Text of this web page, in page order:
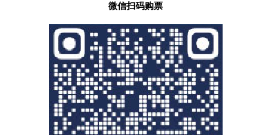
微信扫码购票